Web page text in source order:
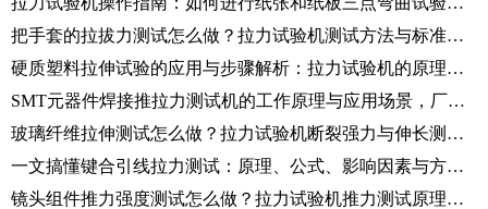
把手套的拉拔力测试怎么做？拉力试验机测试方法与标准解析
硬质塑料拉伸试验的应用与步骤解析：拉力试验机的原理和操作方法
SMT元器件焊接推拉力测试机的工作原理与应用场景，厂家技术解答！
玻璃纤维拉伸测试怎么做？拉力试验机断裂强力与伸长测定全解析
一文搞懂键合引线拉力测试：原理、公式、影响因素与方法全解析
镜头组件推力强度测试怎么做？拉力试验机推力测试原理、标准与操作流程